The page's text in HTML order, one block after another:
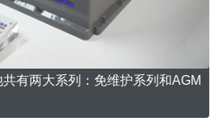
有两大系列：免维护系列和AGM